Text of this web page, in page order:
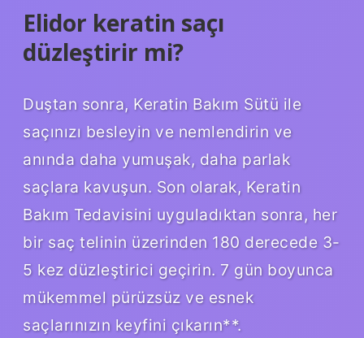
Elidor keratin saçı
düzleştirir mi?
Duştan sonra, Keratin Bakım Sütü ile
saçınızı besleyin ve nemlendirin ve
anında daha yumuşak, daha parlak
saçlara kavuşun. Son olarak, Keratin
Bakım Tedavisini uyguladıktan sonra, her
bir saç telinin üzerinden 180 derecede 3-
5 kez düzleştirici geçirin. 7 gün boyunca
mükemmel pürüzsüz ve esnek
saçlarınızın keyfini çıkarın**.